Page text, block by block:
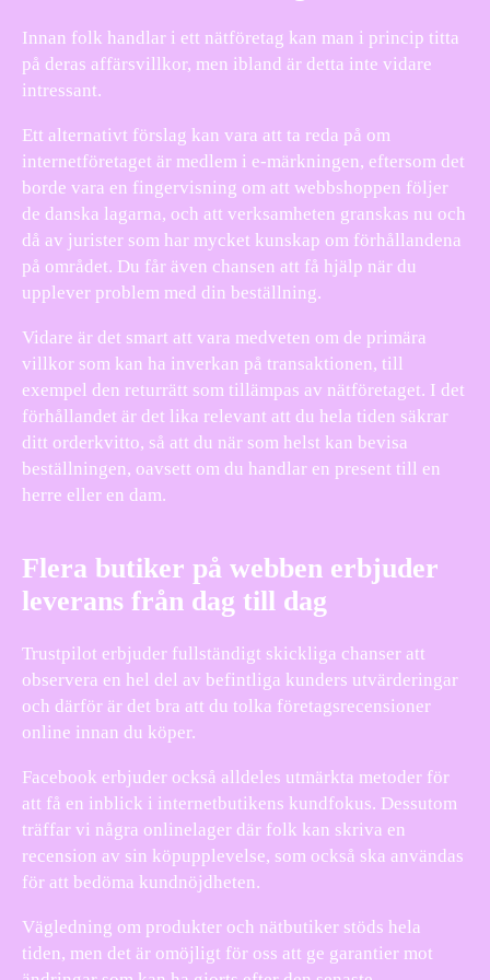
Innan folk handlar i ett nätföretag kan man i princip titta
på deras affärsvillkor, men ibland är detta inte vidare
intressant.
Ett alternativt förslag kan vara att ta reda på om
internetföretaget är medlem i e-märkningen, eftersom det
borde vara en fingervisning om att webbshoppen följer
de danska lagarna, och att verksamheten granskas nu och
då av jurister som har mycket kunskap om förhållandena
på området. Du får även chansen att få hjälp när du
upplever problem med din beställning.
Vidare är det smart att vara medveten om de primära
villkor som kan ha inverkan på transaktionen, till
exempel den returrätt som tillämpas av nätföretaget. I det
förhållandet är det lika relevant att du hela tiden säkrar
ditt orderkvitto, så att du när som helst kan bevisa
beställningen, oavsett om du handlar en present till en
herre eller en dam.
Flera butiker på webben erbjuder
leverans från dag till dag
Trustpilot erbjuder fullständigt skickliga chanser att
observera en hel del av befintliga kunders utvärderingar
och därför är det bra att du tolka företagsrecensioner
online innan du köper.
Facebook erbjuder också alldeles utmärkta metoder för
att få en inblick i internetbutikens kundfokus. Dessutom
träffar vi några onlinelager där folk kan skriva en
recension av sin köpupplevelse, som också ska användas
för att bedöma kundnöjdheten.
Vägledning om produkter och nätbutiker stöds hela
tiden, men det är omöjligt för oss att ge garantier mot